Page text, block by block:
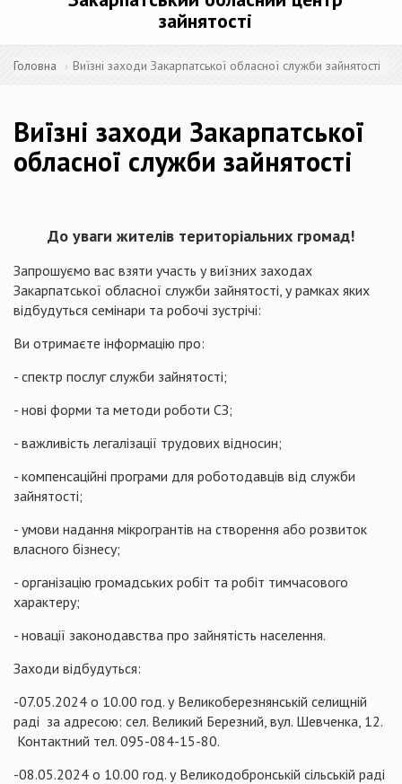
зайнятості
Головна Виїзні заходи Закарпатської обласної служби зайнятості
Виїзні заходи Закарпатської
обласної служби зайнятості
До уваги жителів територіальних громад!
Запрошуємо вас взяти участь у виїзних заходах
Закарпатської обласної служби зайнятості, у рамках яких
відбудуться семінари та робочі зустрічі:
Ви отримаєте інформацію про:
- спектр послуг служби зайнятості;
- нові форми та методи роботи СЗ;
- важливість легалізації трудових відносин;
- компенсаційні програми для роботодавців від служби
зайнятості;
- умови надання мікрогрантів на створення або розвиток
власного бізнесу;
- організацію громадських робіт та робіт тимчасового
характеру;
- новації законодавства про зайнятість населення.
Заходи відбудуться:
-07.05.2024 о 10.00 год. у Великоберезнянській селищній
раді за адресою: сел. Великий Березний, вул. Шевченка, 12.
Контактний тел. 095-084-15-80.
-08.05.2024 о 10.00 год. у Великодобронській сільській раді